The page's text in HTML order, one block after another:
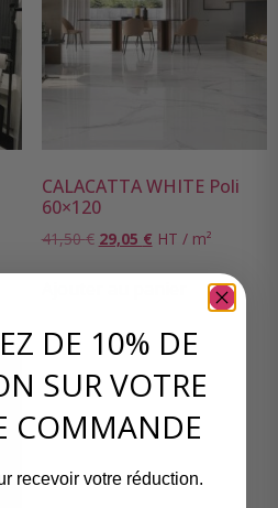
CALACATTA WHITE Poli
60×120
41,50€ 29,05 € HT / m²
DE 10% DE
SUR VOTRE
COMMANDE
recevoir votre réduction.